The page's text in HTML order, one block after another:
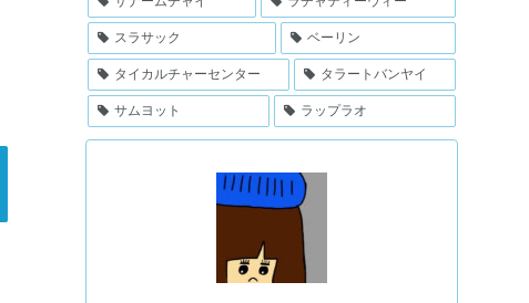
スラサック ベーリン
タイカルチャーセンター タラートバンヤイ
サムヨット ラップラオ